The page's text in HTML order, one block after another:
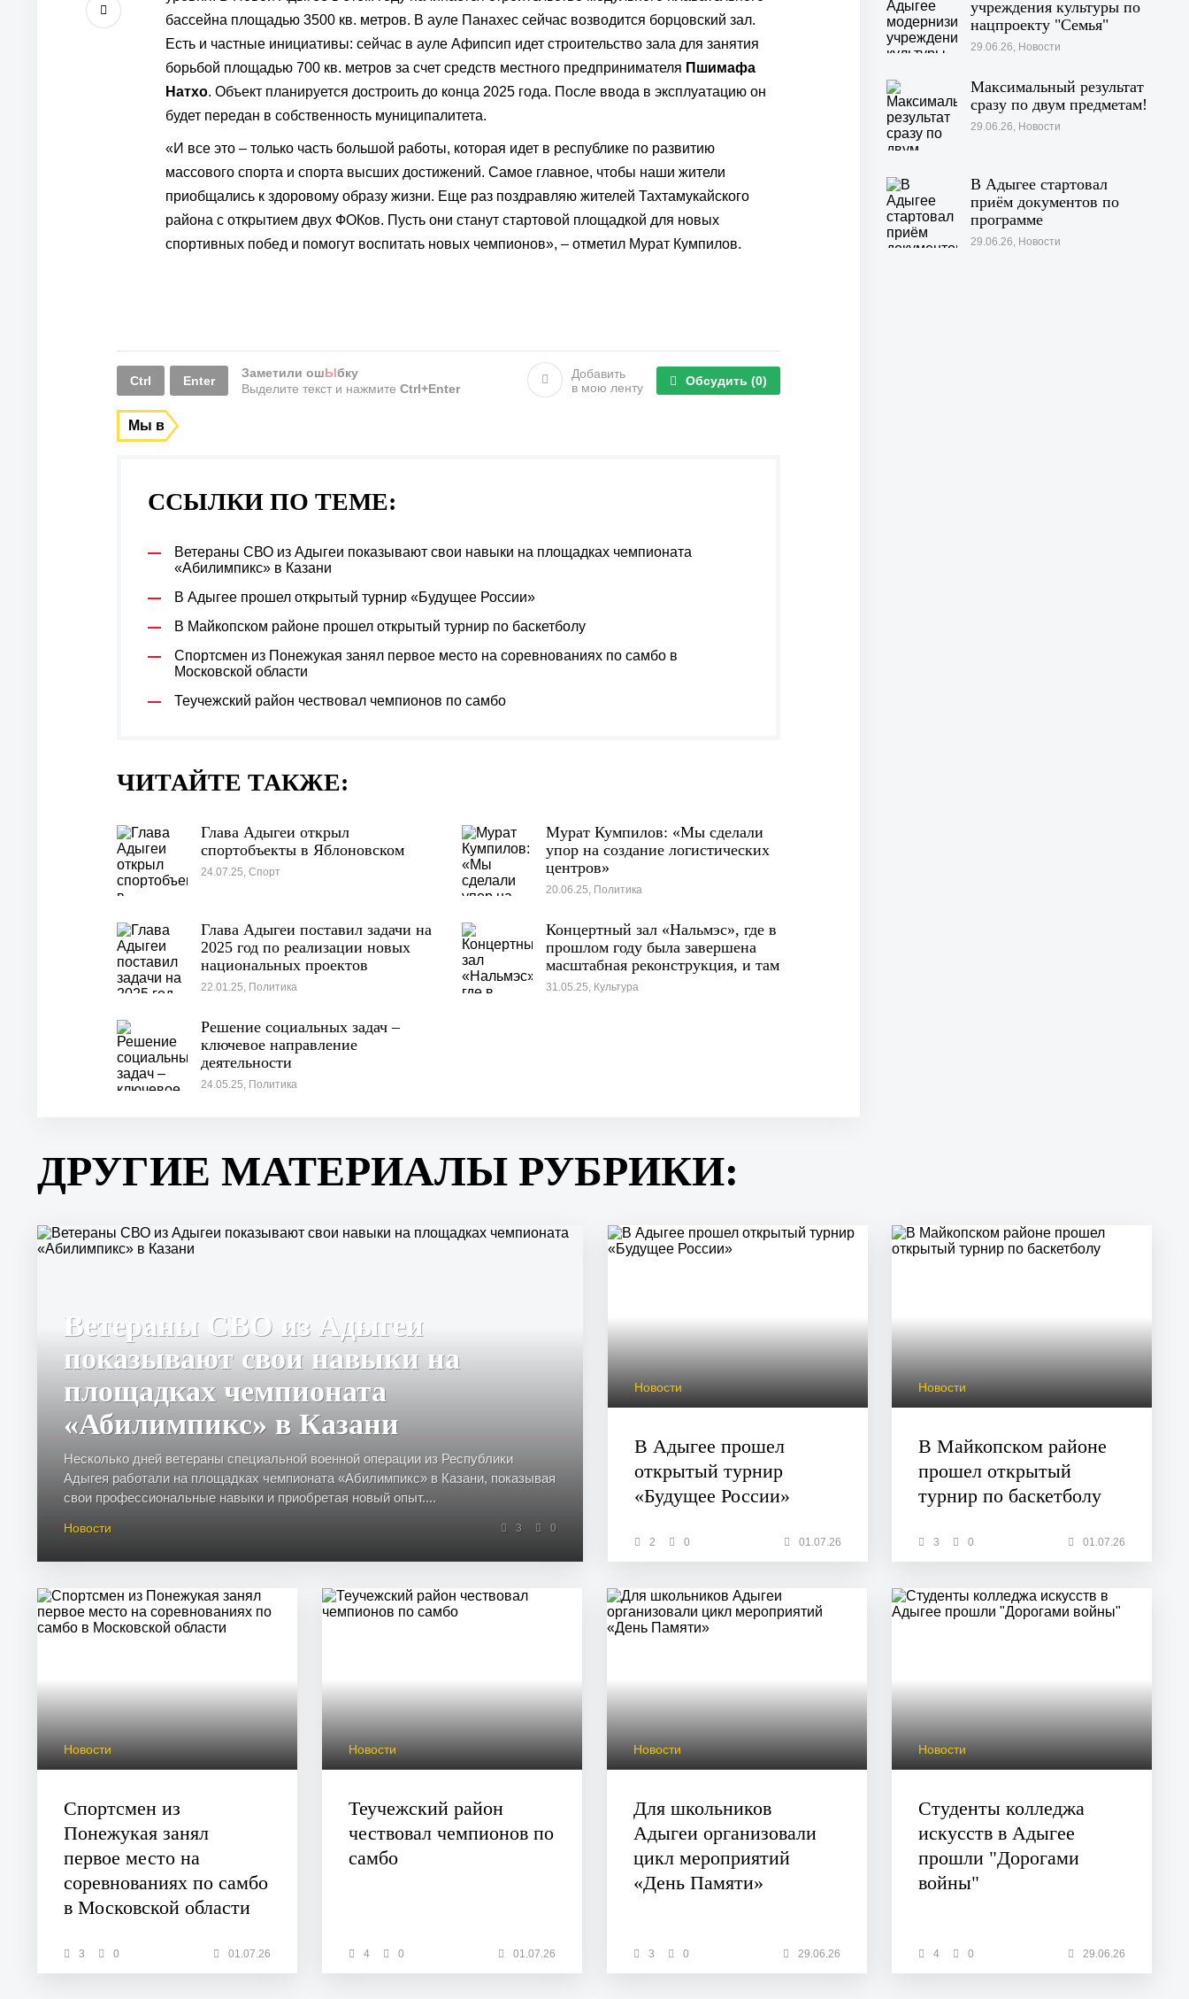
бассейна площадью 3500 кв. метров. В ауле Панахес сейчас возводится борцовский зал.
Есть и частные инициативы: сейчас в ауле Афипсип идет строительство зала для занятия
борьбой площадью 700 кв. метров за счет средств местного предпринимателя Пшимафа
Натхо. Объект планируется достроить до конца 2025 года. После ввода в эксплуатацию он
будет передан в собственность муниципалитета.
«И все это – только часть большой работы, которая идет в республике по развитию
массового спорта и спорта высших достижений. Самое главное, чтобы наши жители
приобщались к здоровому образу жизни. Еще раз поздравляю жителей Тахтамукайского
района с открытием двух ФОКов. Пусть они станут стартовой площадкой для новых
спортивных побед и помогут воспитать новых чемпионов», – отметил Мурат Кумпилов.
Ctrl Enter
Заметили ошЫбку
Выделите текст и нажмите Ctrl+Enter
Добавить
в мою ленту
Обсудить (0)
Мы в
ССЫЛКИ ПО ТЕМЕ:
Ветераны СВО из Адыгеи показывают свои навыки на площадках чемпионата
«Абилимпикс» в Казани
В Адыгее прошел открытый турнир «Будущее России»
В Майкопском районе прошел открытый турнир по баскетболу
Спортсмен из Понежукая занял первое место на соревнованиях по самбо в
Московской области
Теучежский район чествовал чемпионов по самбо
ЧИТАЙТЕ ТАКЖЕ:
Глава Адыгеи открыл
спортобъекты в Яблоновском
24.07.25, Спорт
Мурат Кумпилов: «Мы сделали
упор на создание логистических
центров»
20.06.25, Политика
Глава Адыгеи поставил задачи на
2025 год по реализации новых
национальных проектов
22.01.25, Политика
Концертный зал «Нальмэс», где в
прошлом году была завершена
масштабная реконструкция, и там
пройдут первые концерты
31.05.25, Культура
Решение социальных задач –
ключевое направление
деятельности
24.05.25, Политика
учреждения культуры по
нацпроекту "Семья"
29.06.26, Новости
Максимальный результат
сразу по двум предметам!
29.06.26, Новости
В Адыгее стартовал
приём документов по
программе
«Профессионалитет»
29.06.26, Новости
ДРУГИЕ МАТЕРИАЛЫ РУБРИКИ:
Ветераны СВО из Адыгеи
показывают свои навыки на
площадках чемпионата
«Абилимпикс» в Казани
Несколько дней ветераны специальной военной операции из Республики
Адыгея работали на площадках чемпионата «Абилимпикс» в Казани, показывая
свои профессиональные навыки и приобретая новый опыт....
Новости 3 0
Новости
В Адыгее прошел
открытый турнир
«Будущее России»
2 0 01.07.26
Новости
В Майкопском районе
прошел открытый
турнир по баскетболу
3 0 01.07.26
Новости
Спортсмен из
Понежукая занял
первое место на
соревнованиях по самбо
в Московской области
3 0 01.07.26
Новости
Теучежский район
чествовал чемпионов по
самбо
4 0 01.07.26
Новости
Для школьников
Адыгеи организовали
цикл мероприятий
«День Памяти»
3 0 29.06.26
Новости
Студенты колледжа
искусств в Адыгее
прошли "Дорогами
войны"
4 0 29.06.26